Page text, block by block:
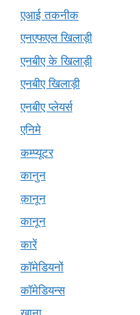
एआई तकनीक
एनएफएल खिलाड़ी
एनबीए के खिलाड़ी
एनबीए खिलाड़ी
एनबीए प्लेयर्स
एनिमे
कम्प्यूटर
कानुन
क़ानून
कानून
कारें
कॉमेडियनों
कॉमेडियन्स